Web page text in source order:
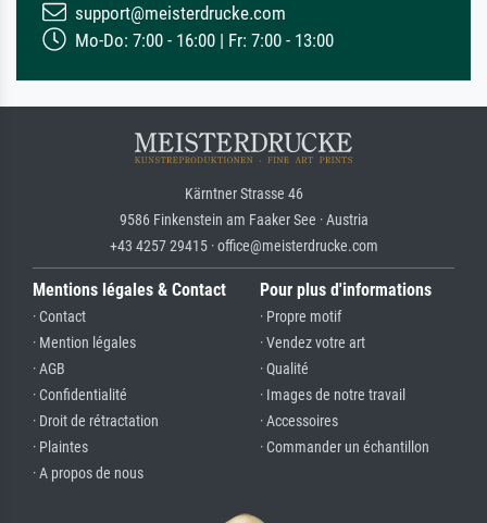
support@meisterdrucke.com
Mo-Do: 7:00 - 16:00 | Fr: 7:00 - 13:00
Kärntner Strasse 46
9586 Finkenstein am Faaker See · Austria
+43 4257 29415 · office@meisterdrucke.com
Mentions légales & Contact
· Contact
· Mention légales
· AGB
· Confidentialité
· Droit de rétractation
· Plaintes
· A propos de nous
Pour plus d'informations
· Propre motif
· Vendez votre art
· Qualité
· Images de notre travail
· Accessoires
· Commander un échantillon